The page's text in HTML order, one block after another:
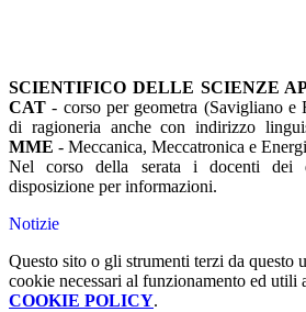
SCIENTIFICO DELLE SCIENZE
CAT - corso per geometra (Savigliano e
di ragioneria anche con indirizzo
MME - Meccanica, Meccatronica e
Nel corso della serata i docenti dei
disposizione per informazioni.
Notizie
Questo sito o gli strumenti terzi da questo
cookie necessari al funzionamento ed utili
COOKIE POLICY.